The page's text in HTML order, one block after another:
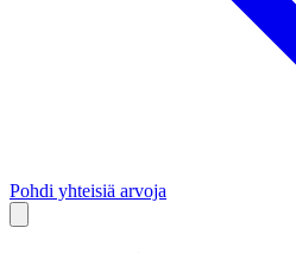
Pohdi yhteisiä arvoja